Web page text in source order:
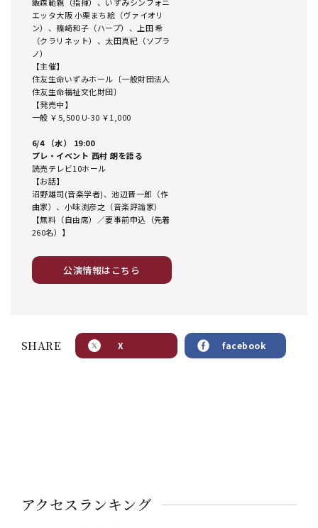
エッタ大阪 小栗まち絵（ヴァイオリ
ン）、篠﨑和子（ハープ）、上田 希
（クラリネット）、太田真紀（ソプラ
ノ）
【主催】
住友生命いずみホール〔一般財団法人
住友生命福祉文化財団〕
【発売中】
一般 ￥5,500 U-30 ￥1,000
6/4 （水） 19:00
プレ・イベント 西村 朗を語る
読売テレビ10ホール
【お話】
沼野雄司(音楽学者)、池辺晋一郎（作
曲家）、小味渕彦之（音楽評論家）
【無料（自由席）／要事前申込（先着
260名）】
公演情報はこちら
SHARE X facebook
アクセスランキング